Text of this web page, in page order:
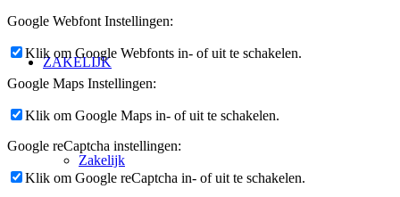
ZAKELIJK
Zakelijk
Google Webfont Instellingen:
Klik om Google Webfonts in- of uit te schakelen.
Google Maps Instellingen:
Klik om Google Maps in- of uit te schakelen.
Google reCaptcha instellingen:
Klik om Google reCaptcha in- of uit te schakelen.